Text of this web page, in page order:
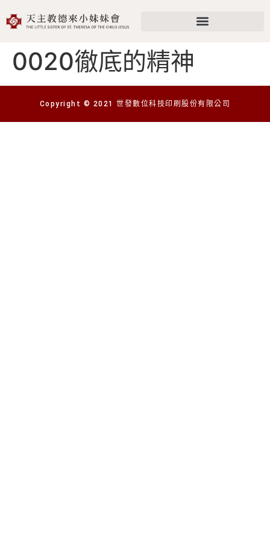
0020徹底的精神
Copyright © 2021 世發數位科技印刷股份有限公司